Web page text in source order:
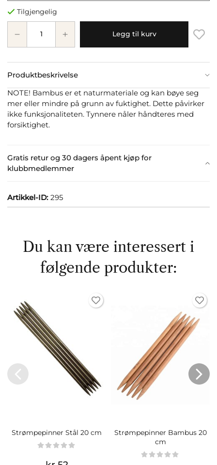
Tilgjengelig
Legg til kurv
Produktbeskrivelse
Gratis retur og 30 dagers åpent kjøp for
klubbmedlemmer
NOTE! Bambus er et naturmateriale og kan bøye seg
mer eller mindre på grunn av fuktighet. Dette påvirker
ikke funksjonaliteten. Tynnere nåler håndteres med
forsiktighet.
Artikkel-ID: 295
Du kan være interessert i
følgende produkter:
Strømpepinner Stål 20 cm
Strømpepinner Bambus 20
cm